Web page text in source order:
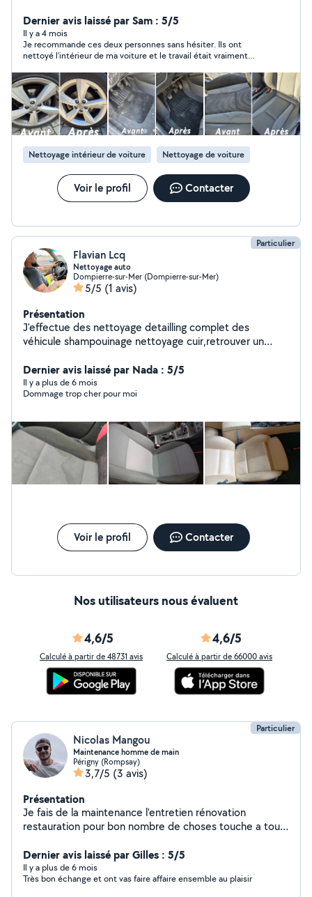
sièges, tapis, plastiques Déplacement possible
Dernier avis laissé par Sam : 5/5
Il y a 4 mois
Je recommande ces deux personnes sans hésiter. Ils ont
nettoyé l’intérieur de ma voiture et le travail était vraiment
sérieux, respectueux et très fiables. Vous pouvez leur faire
confiance sans problème.
Nettoyage intérieur de voiture Nettoyage de voiture
Voir le profil Contacter
Particulier
Flavian Lcq
Nettoyage auto
Dompierre-sur-Mer (Dompierre-sur-Mer)
5/5 (1 avis)
Présentation
J'effectue des nettoyage detailling complet des
véhicule shampouinage nettoyage cuir,retrouver un
désinfection de canapé ,retrouver un canapé propre et
sans odeur
Dernier avis laissé par Nada : 5/5
Il y a plus de 6 mois
Dommage trop cher pour moi
Voir le profil Contacter
Nos utilisateurs nous évaluent
4,6/5
Calculé à partir de 48731 avis
4,6/5
Calculé à partir de 66000 avis
Particulier
Nicolas Mangou
Maintenance homme de main
Périgny (Rompsay)
3,7/5 (3 avis)
Présentation
Je fais de la maintenance l'entretien rénovation
restauration pour bon nombre de choses touche a tout
Dernier avis laissé par Gilles : 5/5
Il y a plus de 6 mois
Très bon échange et ont vas faire affaire ensemble au plaisir